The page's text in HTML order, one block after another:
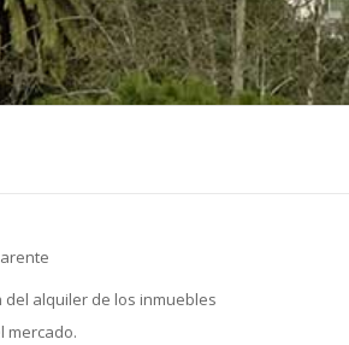
del alquiler de los inmuebles
mercado.